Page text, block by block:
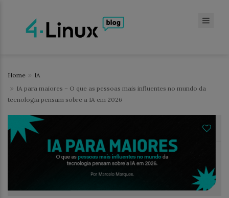
Home
IA
IA para maiores – O que as pessoas mais influentes no mundo da
tecnologia pensam sobre a IA em 2026